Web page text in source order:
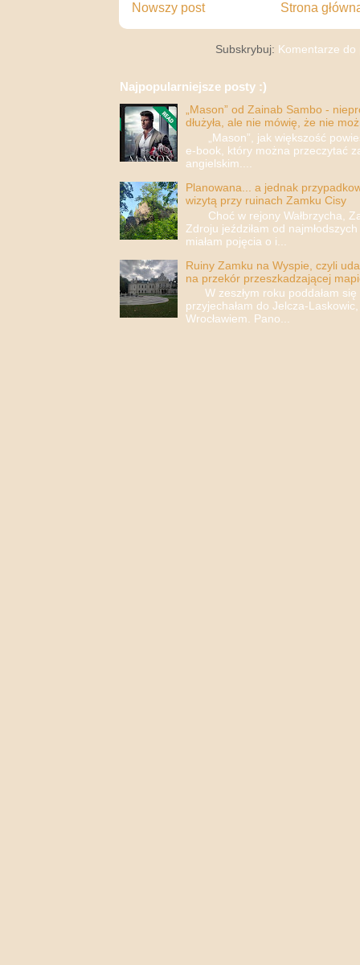
Nowszy post Strona
Subskrybuj: Komentarze do
Najpopularniejsze posty :)
„Mason” od Zainab Sambo -
dłużyła, ale nie mówię, że nie
„Mason”, jak większość
e-book, który można przeczytać
angielskim....
Planowana... a jednak
wizytą przy ruinach Zamku Cisy
Choć w rejony Wałbrzycha,
Zdroju jeździłam od
miałam pojęcia o i...
Ruiny Zamku na Wyspie, czyli
na przekór przeszkadzającej
W zeszłym roku poddałam się
przyjechałam do Jelcza-
Wrocławiem. Pano...